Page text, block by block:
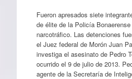
Fueron apresados siete
de élite de la Policía
narcotráfico. Las detenciones
el Juez federal de Morón Juan
investiga el asesinato de Pedro
ocurrido el 9 de julio de 2013.
agente de la Secretaría de